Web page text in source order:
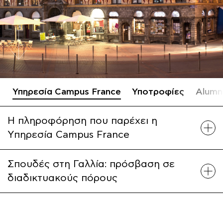
Υπηρεσία Campus France Υποτροφίες
Η πληροφόρηση που παρέχει η
Υπηρεσία Campus France
Σπουδές στη Γαλλία: πρόσβαση σε
διαδικτυακούς πόρους